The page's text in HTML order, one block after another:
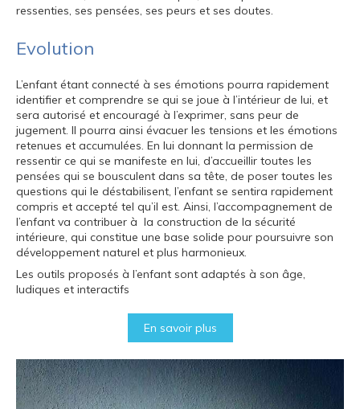
ressenties, ses pensées, ses peurs et ses doutes.
Evolution
L’enfant étant connecté à ses émotions pourra rapidement
identifier et comprendre se qui se joue à l’intérieur de lui, et
sera autorisé et encouragé à l’exprimer, sans peur de
jugement. Il pourra ainsi évacuer les tensions et les émotions
retenues et accumulées. En lui donnant la permission de
ressentir ce qui se manifeste en lui, d’accueillir toutes les
pensées qui se bousculent dans sa tête, de poser toutes les
questions qui le déstabilisent, l’enfant se sentira rapidement
compris et accepté tel qu’il est. Ainsi, l’accompagnement de
l’enfant va contribuer à la construction de la sécurité
intérieure, qui constitue une base solide pour poursuivre son
développement naturel et plus harmonieux.
Les outils proposés à l’enfant sont adaptés à son âge,
ludiques et interactifs
En savoir plus